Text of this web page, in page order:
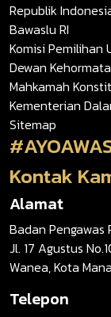
Republik
Bawaslu RI
Komisi Pemilihan
Dewan
Mahkamah
Kementerian
Sitemap
Kontak
Alamat
Badan Pengawas
Jl. 17 Agustus
Wanea, Kota
Telepon